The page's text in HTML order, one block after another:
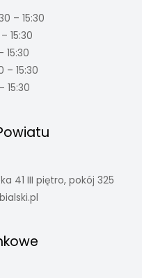
– 15:30
15:30
15:30
– 15:30
15:30
41 III piętro, pokój 325